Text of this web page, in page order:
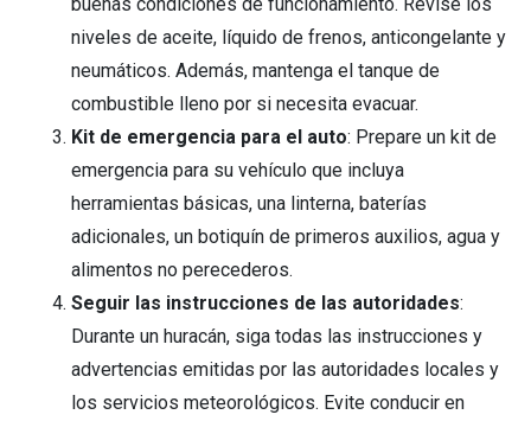
buenas condiciones de funcionamiento. Revise los
niveles de aceite, líquido de frenos, anticongelante y
neumáticos. Además, mantenga el tanque de
combustible lleno por si necesita evacuar.
Kit de emergencia para el auto: Prepare un kit de
emergencia para su vehículo que incluya
herramientas básicas, una linterna, baterías
adicionales, un botiquín de primeros auxilios, agua y
alimentos no perecederos.
Seguir las instrucciones de las autoridades:
Durante un huracán, siga todas las instrucciones y
advertencias emitidas por las autoridades locales y
los servicios meteorológicos. Evite conducir en